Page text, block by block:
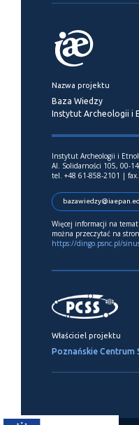
Nazwa projektu
Baza Wiedzy
Instytut Archeologii i
Instytut Archeologii i
Al. Solidarności 105, 00-
tel. +48 61-858-2101 |
Więcej informacji na
można przeczytać na
https://dingo.psnc.pl/
Właściciel projektu
Poznańskie Centrum